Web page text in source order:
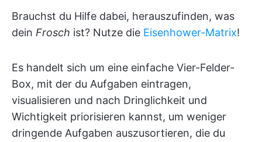
Brauchst du Hilfe dabei, herauszufinden, was
dein Frosch ist? Nutze die Eisenhower-Matrix!
Es handelt sich um eine einfache Vier-Felder-
Box, mit der du Aufgaben eintragen,
visualisieren und nach Dringlichkeit und
Wichtigkeit priorisieren kannst, um weniger
dringende Aufgaben auszusortieren, die du